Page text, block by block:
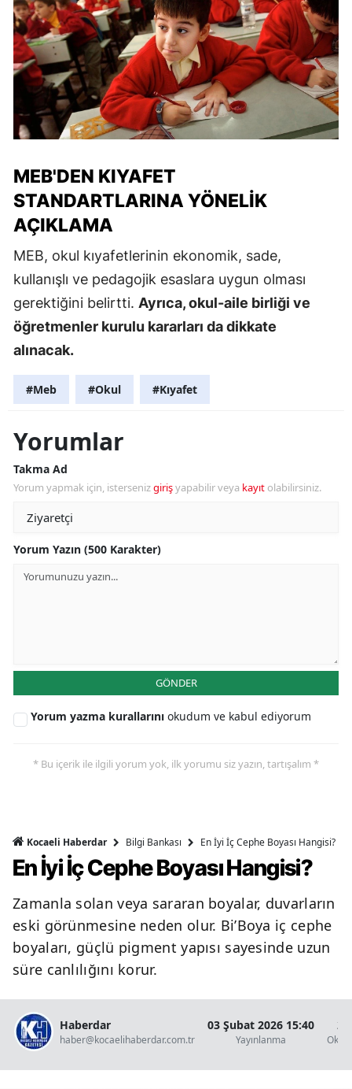
MEB'DEN KIYAFET
STANDARTLARINA YÖNELIK
AÇIKLAMA
MEB, okul kıyafetlerinin ekonomik, sade,
kullanışlı ve pedagojik esaslara uygun olması
gerektiğini belirtti. Ayrıca, okul-aile birliği ve
öğretmenler kurulu kararları da dikkate
alınacak.
#Meb #Okul #Kıyafet
Yorumlar
Takma Ad
Yorum yapmak için, istersenizgirişyapabilir veya kayıt olabilirsiniz.
Yorum Yazın (500 Karakter)
GÖNDER
Yorum yazma kurallarını okudum ve kabul ediyorum
* Bu içerik ile ilgili yorum yok, ilk yorumu siz yazın, tartışalım *
Kocaeli Haberdar Bilgi Bankası En İyi İç Cephe Boyası Hangisi?
En İyi İç Cephe Boyası Hangisi?
Zamanla solan veya sararan boyalar, duvarların
eski görünmesine neden olur. Bi’Boya iç cephe
boyaları, güçlü pigment yapısı sayesinde uzun
süre canlılığını korur.
Haberdar
haber@kocaelihaberdar.com.tr
03 Şubat 2026 15:40
Yayınlanma
2